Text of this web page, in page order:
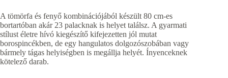
A tömörfa és fenyő kombinációjából készült 80 cm-es
bortartóban akár 23 palacknak is helyet találsz. A gyarmati
stílust életre hívó kiegészítő kifejezetten jól mutat
borospincékben, de egy hangulatos dolgozószobában vagy
bármely tágas helyiségben is megállja helyét. Ínyenceknek
kötelező darab.